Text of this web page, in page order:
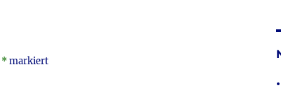
*markiert